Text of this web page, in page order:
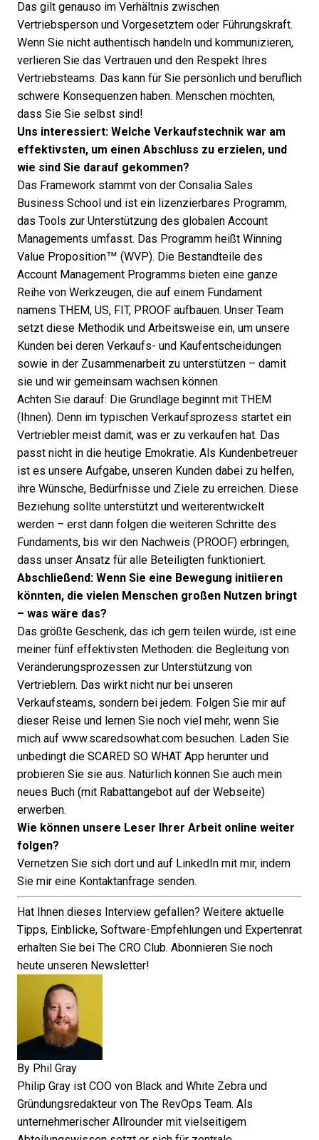
Das gilt genauso im Verhältnis zwischen
Vertriebsperson und Vorgesetztem oder Führungskraft.
Wenn Sie nicht authentisch handeln und kommunizieren,
verlieren Sie das Vertrauen und den Respekt Ihres
Vertriebsteams. Das kann für Sie persönlich und beruflich
schwere Konsequenzen haben. Menschen möchten,
dass Sie Sie selbst sind!
Uns interessiert: Welche Verkaufstechnik war am
effektivsten, um einen Abschluss zu erzielen, und
wie sind Sie darauf gekommen?
Das Framework stammt von der Consalia Sales
Business School und ist ein lizenzierbares Programm,
das Tools zur Unterstützung des globalen Account
Managements umfasst. Das Programm heißt Winning
Value Proposition™ (WVP). Die Bestandteile des
Account Management Programms bieten eine ganze
Reihe von Werkzeugen, die auf einem Fundament
namens THEM, US, FIT, PROOF aufbauen. Unser Team
setzt diese Methodik und Arbeitsweise ein, um unsere
Kunden bei deren Verkaufs- und Kaufentscheidungen
sowie in der Zusammenarbeit zu unterstützen – damit
sie und wir gemeinsam wachsen können.
Achten Sie darauf: Die Grundlage beginnt mit THEM
(Ihnen). Denn im typischen Verkaufsprozess startet ein
Vertriebler meist damit, was er zu verkaufen hat. Das
passt nicht in die heutige Emokratie. Als Kundenbetreuer
ist es unsere Aufgabe, unseren Kunden dabei zu helfen,
ihre Wünsche, Bedürfnisse und Ziele zu erreichen. Diese
Beziehung sollte unterstützt und weiterentwickelt
werden – erst dann folgen die weiteren Schritte des
Fundaments, bis wir den Nachweis (PROOF) erbringen,
dass unser Ansatz für alle Beteiligten funktioniert.
Abschließend: Wenn Sie eine Bewegung initiieren
könnten, die vielen Menschen großen Nutzen bringt
– was wäre das?
Das größte Geschenk, das ich gern teilen würde, ist eine
meiner fünf effektivsten Methoden: die Begleitung von
Veränderungsprozessen zur Unterstützung von
Vertrieblern. Das wirkt nicht nur bei unseren
Verkaufsteams, sondern bei jedem. Folgen Sie mir auf
dieser Reise und lernen Sie noch viel mehr, wenn Sie
mich auf www.scaredsowhat.com besuchen. Laden Sie
unbedingt die SCARED SO WHAT App herunter und
probieren Sie sie aus. Natürlich können Sie auch mein
neues Buch (mit Rabattangebot auf der Webseite)
erwerben.
Wie können unsere Leser Ihrer Arbeit online weiter
folgen?
Vernetzen Sie sich dort und auf LinkedIn mit mir, indem
Sie mir eine Kontaktanfrage senden.
Hat Ihnen dieses Interview gefallen? Weitere aktuelle
Tipps, Einblicke, Software-Empfehlungen und Expertenrat
erhalten Sie bei The CRO Club. Abonnieren Sie noch
heute unseren Newsletter!
By Phil Gray
Philip Gray ist COO von Black and White Zebra und
Gründungsredakteur von The RevOps Team. Als
unternehmerischer Allrounder mit vielseitigem